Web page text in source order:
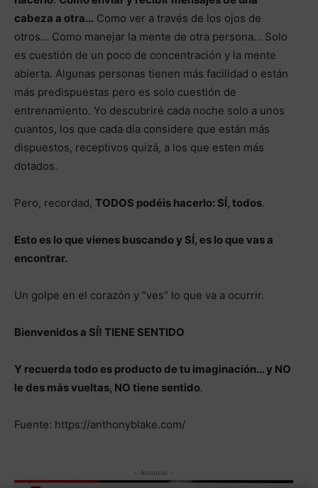
cabeza a otra… Como ver a través de los ojos de
otros… Como manejar la mente de otra persona… Solo
es cuestión de un poco de concentración y la mente
abierta. Algunas personas tienen más facilidad o están
más predispuestas pero es solo cuestión de
entrenamiento. Yo descubriré cada noche solo a unos
cuantos, los que cada día considere que están más
dispuestos, receptivos quizá, a los que esten más
dotados.
Pero, recordad, TODOS podéis hacerlo: SÍ, todos.
Esto es lo que vienes buscando y SÍ, es lo que vas a
encontrar.
Un golpe en el corazón y “ves” lo que va a ocurrir.
Bienvenidos a SÍ! TIENE SENTIDO
Y recuerda todo es producto de tu imaginación… y NO
le des más vueltas, NO tiene sentido.
Fuente: https://anthonyblake.com/
- Anuncio -